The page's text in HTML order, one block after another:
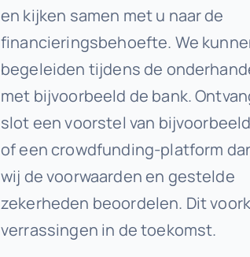
en kijken samen met u naar de
financieringsbehoefte. We
begeleiden tijdens de
met bijvoorbeeld de bank.
slot een voorstel van
of een crowdfunding-platform
wij de voorwaarden en gestelde
zekerheden beoordelen. Dit
verrassingen in de toekomst.